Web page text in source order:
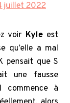
juillet 2022
voir Kyle est
qu’elle a mal
pensait que S
une fausse
commence à